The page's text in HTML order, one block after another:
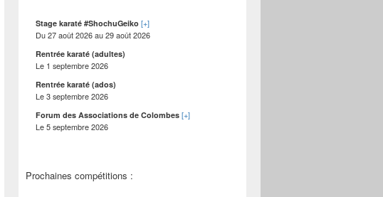
Stage karaté #ShochuGeiko [+]
Du27 août 2026au29 août 2026
Rentrée karaté (adultes)
Le 1 septembre 2026
Rentrée karaté (ados)
Le3 septembre 2026
Forum des Associations de Colombes [+]
Le5 septembre 2026
Prochaines compétitions :